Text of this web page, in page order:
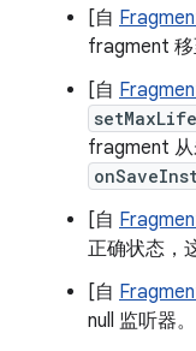
[自
fragment 移
[自
fragment
[自
正确状态，
[自
null 监听器